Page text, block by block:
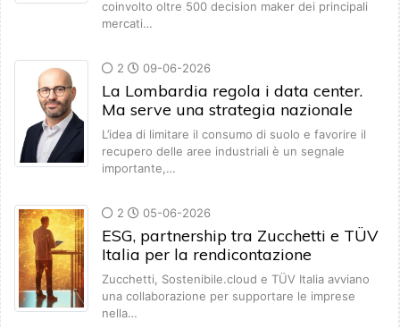
coinvolto oltre 500 decision maker dei principali
mercati…
2 09-06-2026
La Lombardia regola i data center.
Ma serve una strategia nazionale
L’idea di limitare il consumo di suolo e favorire il
recupero delle aree industriali è un segnale
importante,…
2 05-06-2026
ESG, partnership tra Zucchetti e TÜV
Italia per la rendicontazione
Zucchetti, Sostenibile.cloud e TÜV Italia avviano
una collaborazione per supportare le imprese
nella…